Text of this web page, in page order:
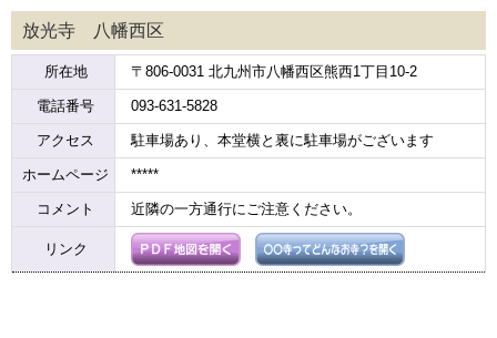
放光寺 八幡西区
所在地 〒806-0031 北九州市八幡西区熊西1丁目10-2
電話番号 093-631-5828
アクセス 駐車場あり、本堂横と裏に駐車場がございます
ホームページ *****
コメント 近隣の一方通行にご注意ください。
リンク